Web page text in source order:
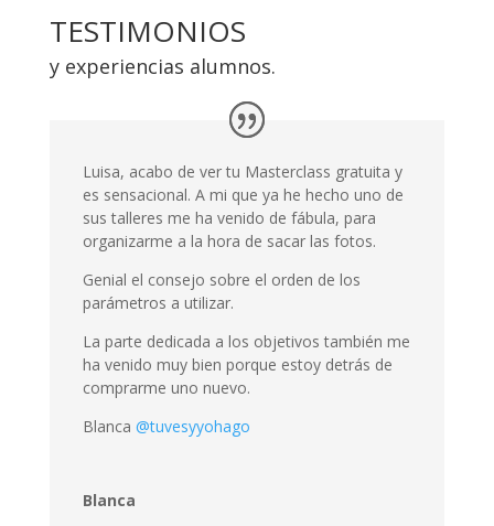
TESTIMONIOS
y experiencias alumnos.
Luisa, acabo de ver tu Masterclass gratuita y
es sensacional. A mi que ya he hecho uno de
sus talleres me ha venido de fábula, para
organizarme a la hora de sacar las fotos.
Genial el consejo sobre el orden de los
parámetros a utilizar.
La parte dedicada a los objetivos también me
ha venido muy bien porque estoy detrás de
comprarme uno nuevo.
Blanca @tuvesyyohago
Blanca